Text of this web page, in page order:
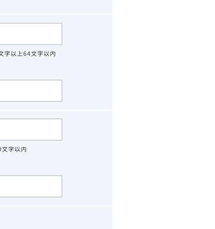
字以上64文字以内
字以内